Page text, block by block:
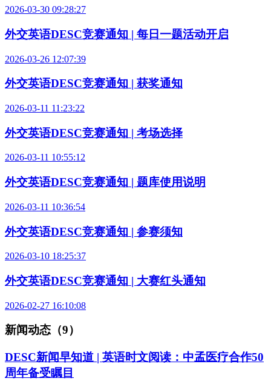
2026-03-30 09:28:27
外交英语DESC竞赛通知 | 每日一题活动开启
2026-03-26 12:07:39
外交英语DESC竞赛通知 | 获奖通知
2026-03-11 11:23:22
外交英语DESC竞赛通知 | 考场选择
2026-03-11 10:55:12
外交英语DESC竞赛通知 | 题库使用说明
2026-03-11 10:36:54
外交英语DESC竞赛通知 | 参赛须知
2026-03-10 18:25:37
外交英语DESC竞赛通知 | 大赛红头通知
2026-02-27 16:10:08
新闻动态（9）
DESC新闻早知道 | 英语时文阅读：中孟医疗合作50
周年备受瞩目